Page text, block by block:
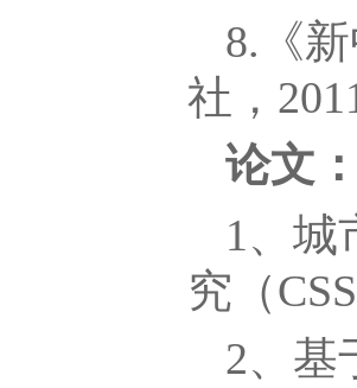
8.《
社，
论文
1、城
究（
2、基